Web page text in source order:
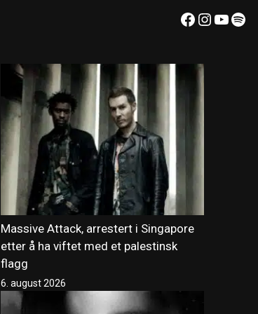
Facebook
Massive Attack, arrestert i Singapore
etter å ha viftet med et palestinsk
flagg
6. august 2026